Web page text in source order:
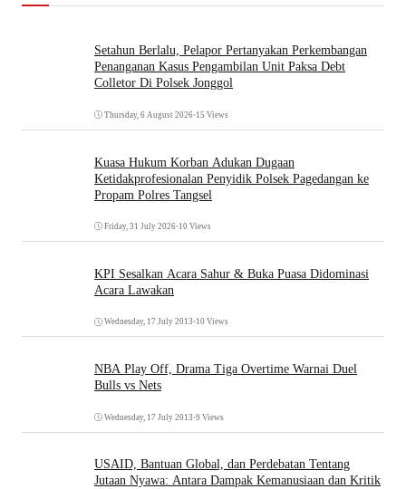
Setahun Berlalu, Pelapor Pertanyakan Perkembangan
Penanganan Kasus Pengambilan Unit Paksa Debt
Colletor Di Polsek Jonggol
Thursday, 6 August 2026•15 Views
Kuasa Hukum Korban Adukan Dugaan
Ketidakprofesionalan Penyidik Polsek Pagedangan ke
Propam Polres Tangsel
Friday, 31 July 2026•10 Views
KPI Sesalkan Acara Sahur & Buka Puasa Didominasi
Acara Lawakan
Wednesday, 17 July 2013 •10 Views
NBA Play Off, Drama Tiga Overtime Warnai Duel
Bulls vs Nets
Wednesday, 17 July 2013 •9 Views
USAID, Bantuan Global, dan Perdebatan Tentang
Jutaan Nyawa: Antara Dampak Kemanusiaan dan Kritik